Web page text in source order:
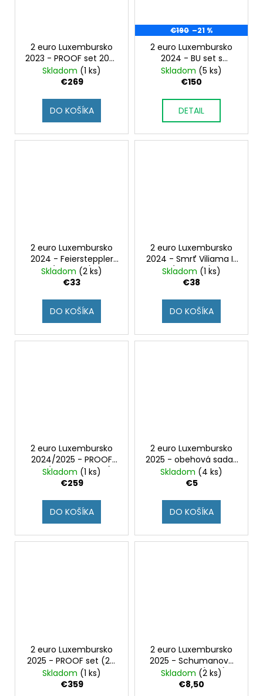
2 euro Luxembursko
2023 - PROOF set 2022
- 2023
Skladom (1 ks)
€269
DO KOŠÍKA
€190 –21 %
2 euro Luxembursko
2024 - BU set s
fotoverziou 2€ mince
Skladom (5 ks)
€150
DETAIL
2 euro Luxembursko
2024 - Feiersteppler
(BU karta)
Skladom (2 ks)
€33
DO KOŠÍKA
2 euro Luxembursko
2024 - Smrť Viliama II.
(BU karta)
Skladom (1 ks)
€38
DO KOŠÍKA
2 euro Luxembursko
2024/2025 - PROOF
set (Reverse proof)
Skladom (1 ks)
€259
DO KOŠÍKA
2 euro Luxembursko
2025 - obehová sada 1
cent - 2€
Skladom (4 ks)
€5
DO KOŠÍKA
2 euro Luxembursko
2025 - PROOF set (2€
s mincovými
značkami)
Skladom (1 ks)
€359
2 euro Luxembursko
2025 - Schumanova
deklarácia (UNC)
Skladom (2 ks)
€8,50